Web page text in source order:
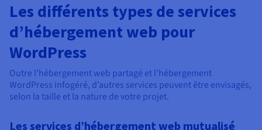
Les différents types de services
d’hébergement web pour
WordPress
Outre l'hébergement web partagé et l'hébergement
WordPress infogéré, d’autres services peuvent être envisagés,
selon la taille et la nature de votre projet.
Les services d’hébergement web mutualisé